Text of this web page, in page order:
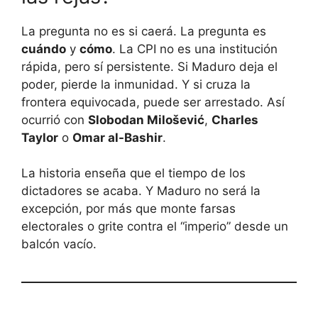
La pregunta no es si caerá. La pregunta es
cuándo y cómo. La CPI no es una institución
rápida, pero sí persistente. Si Maduro deja el
poder, pierde la inmunidad. Y si cruza la
frontera equivocada, puede ser arrestado. Así
ocurrió con Slobodan Milošević, Charles
Taylor o Omar al-Bashir.
La historia enseña que el tiempo de los
dictadores se acaba. Y Maduro no será la
excepción, por más que monte farsas
electorales o grite contra el “imperio” desde un
balcón vacío.